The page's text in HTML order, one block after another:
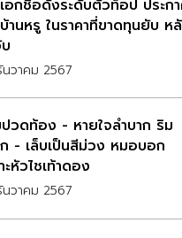
อกชื่อดังระดับตัวท็อป ประก
านหรู ในราคาที่ขาดทุนยับ ห
วาคม 2567
วดท้อง - หายใจลำบาก ริม
- เล็บเป็นสีม่วง หมอบอก
ะหัวไชเท้าดอง
วาคม 2567